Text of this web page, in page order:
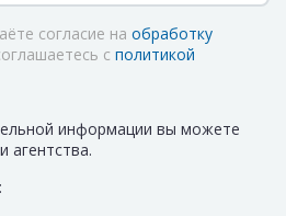
согласие на обработку
с политикой
информации вы можете
агентства.